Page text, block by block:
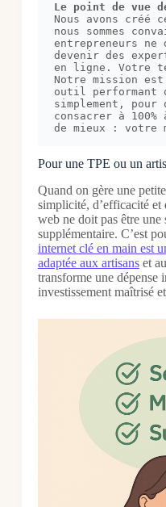
Le point de vue
Nous avons créé
nous sommes
entrepreneurs
devenir des
en ligne. Votre
Notre mission
outil performant
simplement, pour
consacrer à
de mieux : votre
Pour une TPE ou un
Quand on gère une
simplicité, d’efficacité et
web ne doit pas être une
supplémentaire. C’est
internet clé en main est
adaptée aux artisanset
transforme une dépense
investissement maîtrisé